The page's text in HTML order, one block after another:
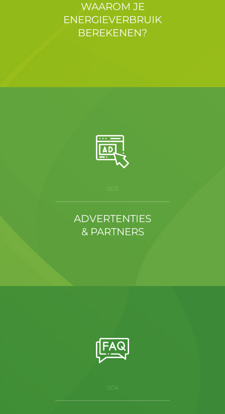
WAAROM JE
ENERGIEVERBRUIK
BEREKENEN?
003
ADVERTENTIES
& PARTNERS
004